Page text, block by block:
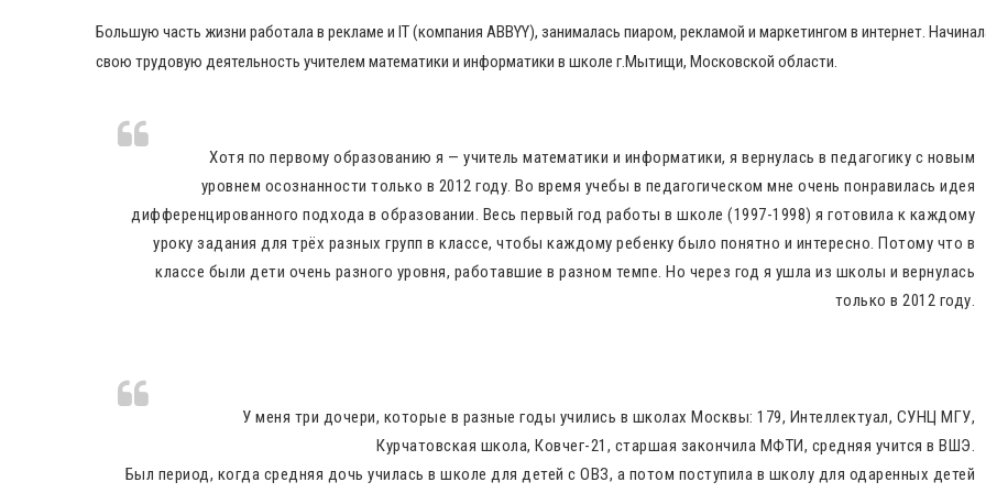
Большую часть жизни работала в рекламе и IT (компания ABBYY), занималась пиаром, рекламой и маркетингом в интернет.
свою трудовую деятельность учителем математики и информатики в школе г.Мытищи, Московской области.
Хотя по первому образованию я — учитель математики и информатики, я вернулась в педагогику с новым
уровнем осознанности только в 2012 году. Во время учебы в педагогическом мне очень понравилась идея
дифференцированного подхода в образовании. Весь первый год работы в школе (1997-1998) я готовила к каждому
уроку задания для трёх разных групп в классе, чтобы каждому ребенку было понятно и интересно. Потому что в
классе были дети очень разного уровня, работавшие в разном темпе. Но через год я ушла из школы и вернулась
только в 2012 году.
У меня три дочери, которые в разные годы учились в школах Москвы: 179, Интеллектуал, СУНЦ МГУ,
Курчатовская школа, Ковчег-21, старшая закончила МФТИ, средняя учится в ВШЭ.
Был период, когда средняя дочь училась в школе для детей с ОВЗ, а потом поступила в школу для одаренных детей